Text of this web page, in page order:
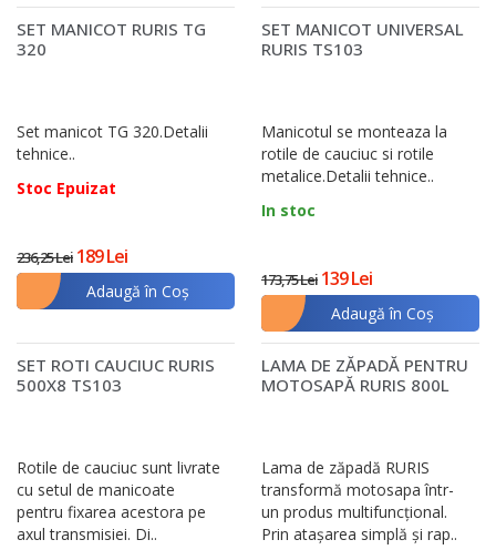
SET MANICOT RURIS TG
320
Set manicot TG 320.Detalii
tehnice..
Stoc Epuizat
236,25 Lei 189 Lei
Adaugă în Coş
SET MANICOT UNIVERSAL
RURIS TS103
Manicotul se monteaza la
rotile de cauciuc si rotile
metalice.Detalii tehnice..
In stoc
173,75 Lei 139 Lei
Adaugă în Coş
SET ROTI CAUCIUC RURIS
500X8 TS103
Rotile de cauciuc sunt livrate
cu setul de manicoate
pentru fixarea acestora pe
axul transmisiei. Di..
LAMA DE ZĂPADĂ PENTRU
MOTOSAPĂ RURIS 800L
Lama de zăpadă RURIS
transformă motosapa într-
un produs multifuncțional.
Prin atașarea simplă și rap..